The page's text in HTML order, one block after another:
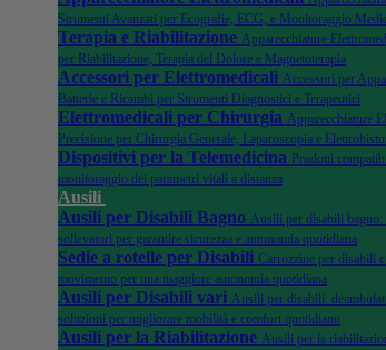
Strumenti Avanzati per Ecografie, ECG, e Monitoraggio
Terapia e Riabilitazione Apparecchiature
per Riabilitazione, Terapia del Dolore e Magnetoterapia
Accessori per Elettromedicali Accessori per
Batterie e Ricambi per Strumenti Diagnostici e Terapeutici
Elettromedicali per Chirurgia Apparecchiature
Precisione per Chirurgia Generale, Laparoscopia e
Dispositivi per la Telemedicina Prodotti
monitoraggio dei parametri vitali a distanza
Ausili
Ausili per Disabili Bagno Ausili per disabili bagno:
sollevatori per garantire sicurezza e autonomia quotidiana
Sedie a rotelle per Disabili Carrozzine per disabili
movimento per una maggiore autonomia quotidiana
Ausili per Disabili vari Ausili per disabili:
soluzioni per migliorare mobilità e comfort quotidiano
Ausili per la Riabilitazione Ausili per la